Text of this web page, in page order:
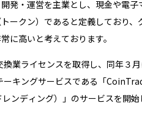
発・運営を主業とし、現金や電
ークン）であると定義しており
に高いと考えております。
業ライセンスを取得し、同年３
キングサービスである「
ディング）」のサービスを開始